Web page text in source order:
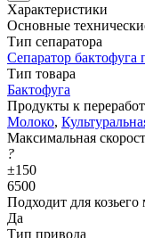
Характеристики
Основные
Тип сепаратора
Сепаратор бактофуга
Тип товара
Бактофуга
Продукты к
Молоко,
Максимальная
?
±150
6500
Подходит для козьего
Да
Тип привода